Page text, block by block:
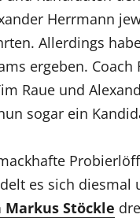
Herrmann
Allerdings
ergeben. Coach
Raue und
sogar ein
es sich diesmal
Stöckle